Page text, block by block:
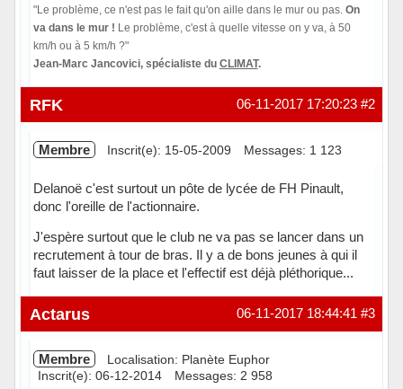
"Le problème, ce n'est pas le fait qu'on aille dans le mur ou pas. On
va dans le mur ! Le problème, c'est à quelle vitesse on y va, à 50
km/h ou à 5 km/h ?"
Jean-Marc Jancovici, spécialiste du CLIMAT.
Hors ligne #2
06-11-2017 17:20:23
RFK
Membre Inscrit(e): 15-05-2009 Messages: 1 123
Delanoë c'est surtout un pôte de lycée de FH Pinault,
donc l'oreille de l'actionnaire.
J'espère surtout que le club ne va pas se lancer dans un
recrutement à tour de bras. Il y a de bons jeunes à qui il
faut laisser de la place et l'effectif est déjà pléthorique...
Hors ligne #3
06-11-2017 18:44:41
Actarus
Membre
Localisation: Planète Euphor
Inscrit(e): 06-12-2014
Messages: 2 958